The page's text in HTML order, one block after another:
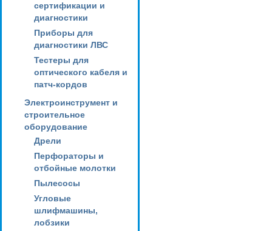
сертификации и
диагностики
Приборы для
диагностики ЛВС
Тестеры для
оптического кабеля и
патч-кордов
Электроинструмент и
строительное
оборудование
Дрели
Перфораторы и
отбойные молотки
Пылесосы
Угловые
шлифмашины,
лобзики